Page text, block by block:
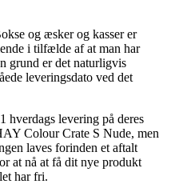
og æsker og kasser er
i tilfælde af at man har
grund er det naturligvis
leveringsdato ved det
hverdags levering på deres
Colour Crate S Nude, men
laves forinden et aftalt
at nå at få dit nye produkt
har fri.